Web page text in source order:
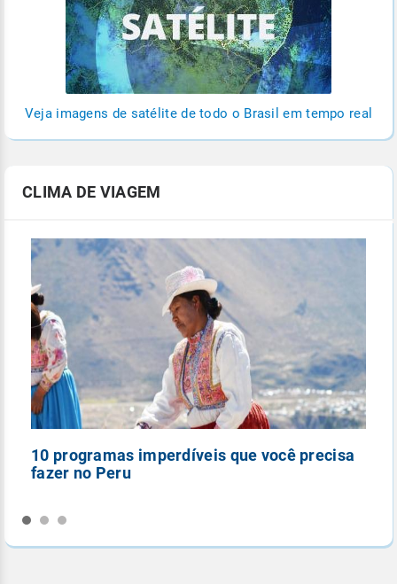
Veja imagens de satélite de todo o Brasil em tempo real
CLIMA DE VIAGEM
10 programas imperdíveis que você precisa
fazer no Peru